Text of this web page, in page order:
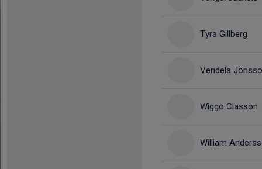
Tyra Gillberg
Vendela
Wiggo Classon
William